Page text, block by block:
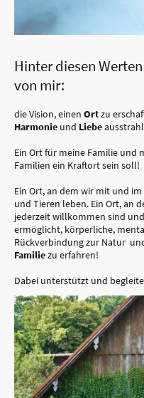
Hinter diesen
von mir:
die Vision, einen Ortzu
Harmonie und Liebe
Ein Ort für meine Familie und
Familien ein Kraftort sein soll!
Ein Ort, an dem wir mit und
und Tieren leben. Ein Ort, an
jederzeit willkommen sind
ermöglicht, körperliche,
Rückverbindung zur Natur
Familiezu erfahren!
Dabei unterstützt und